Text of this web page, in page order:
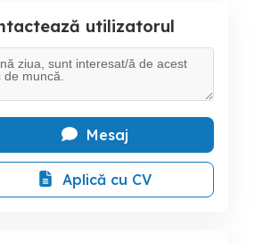
utilizatorul
Mesaj
Aplică cu CV